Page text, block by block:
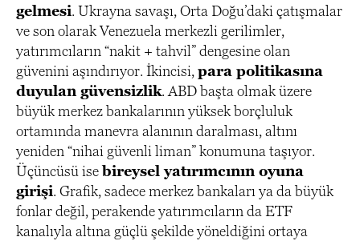
gelmesi. Ukrayna savaşı, Orta Doğu’daki çatışmalar
ve son olarak Venezuela merkezli gerilimler,
yatırımcıların “nakit + tahvil” dengesine olan
güvenini aşındırıyor. İkincisi, para politikasına
duyulan güvensizlik. ABD başta olmak üzere
büyük merkez bankalarının yüksek borçluluk
ortamında manevra alanının daralması, altını
yeniden “nihai güvenli liman” konumuna taşıyor.
Üçüncüsü isebireysel yatırımcının oyuna
girişi. Grafik, sadece merkez bankaları ya da büyük
fonlar değil, perakende yatırımcıların da ETF
kanalıyla altına güçlü şekilde yöneldiğini ortaya